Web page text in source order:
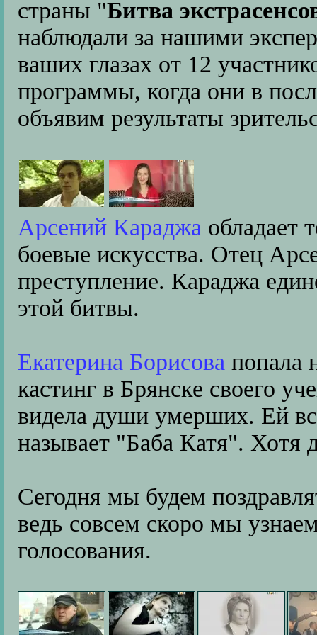
страны "Битва
наблюдали за нашими
ваших глазах от 12
программы, когда они в
объявим результаты
Арсений Караджа обладает
боевые искусства. Отец
преступление. Караджа
этой битвы.
Екатерина Борисова попала
кастинг в Брянске своего
видела души умерших. Ей
называет "Баба Катя". Хотя
Сегодня мы будем
ведь совсем скоро мы
голосования.